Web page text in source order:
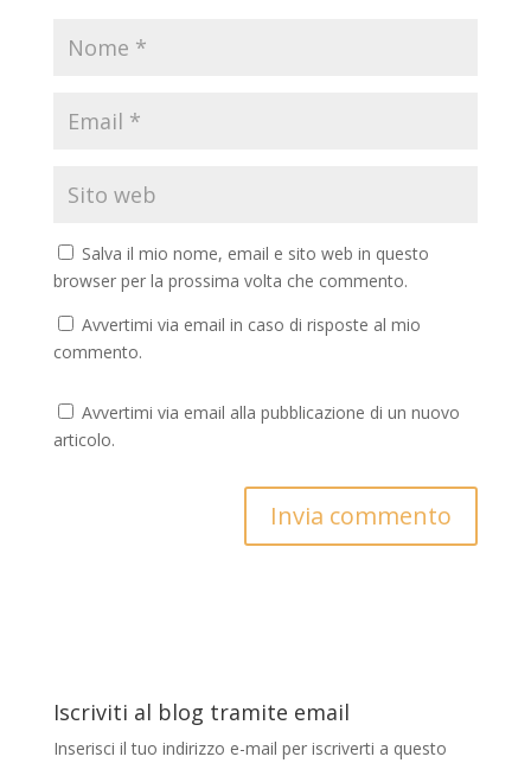
Salva il mio nome, email e sito web in questo
browser per la prossima volta che commento.
Avvertimi via email in caso di risposte al mio
commento.
Avvertimi via email alla pubblicazione di un nuovo
articolo.
Iscriviti al blog tramite email
Inserisci il tuo indirizzo e-mail per iscriverti a questo